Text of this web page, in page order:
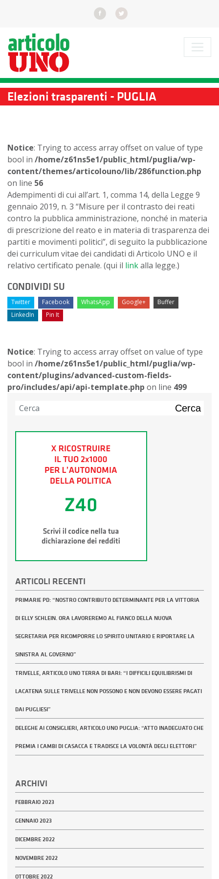
Elezioni trasparenti - PUGLIA
Notice: Trying to access array offset on value of type
bool in /home/z61ns5e1/public_html/puglia/wp-
content/themes/articolouno/lib/286function.php
on line 56
Adempimenti di cui all’art. 1, comma 14, della Legge 9
gennaio 2019, n. 3 “Misure per il contrasto dei reati
contro la pubblica amministrazione, nonché in materia
di prescrizione del reato e in materia di trasparenza dei
partiti e movimenti politici”, di seguito la pubblicazione
dei curriculum vitae dei candidati di Articolo UNO e il
relativo certificato penale. (qui il linkalla legge.)
CONDIVIDI SU
Twitter Facebook WhatsApp Google+
Buffer
LinkedIn
Pin It
Notice: Trying to access array offset on value of type
bool in /home/z61ns5e1/public_html/puglia/wp-
content/plugins/advanced-custom-fields-
pro/includes/api/api-template.php on line 499
Cerca
ARTICOLI RECENTI
PRIMARIE PD: “NOSTRO CONTRIBUTO DETERMINANTE PER LA VITTORIA
DI ELLY SCHLEIN. ORA LAVOREREMO AL FIANCO DELLA NUOVA
SEGRETARIA PER RICOMPORRE LO SPIRITO UNITARIO E RIPORTARE LA
SINISTRA AL GOVERNO”
TRIVELLE, ARTICOLO UNO TERRA DI BARI: “I DIFFICILI EQUILIBRISMI DI
LACATENA SULLE TRIVELLE NON POSSONO E NON DEVONO ESSERE PAGATI
DAI PUGLIESI”
DELEGHE AI CONSIGLIERI, ARTICOLO UNO PUGLIA: “ATTO INADEGUATO CHE
PREMIA I CAMBI DI CASACCA E TRADISCE LA VOLONTÀ DEGLI ELETTORI”
ARCHIVI
FEBBRAIO 2023
GENNAIO 2023
DICEMBRE 2022
NOVEMBRE 2022
OTTOBRE 2022